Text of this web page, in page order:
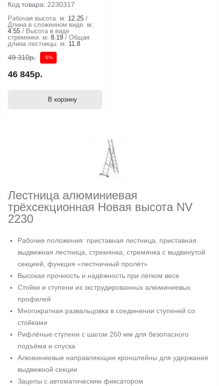
Код товара: 2230317
Рабочая высота. м: 12.25
Длина в сложенном виде. м:
4.55
Высота в виде
стремянки. м: 8.19
Общая
длина лестницы. м: 11.8
49 310р. -5%
46 845р.
В корзину
Лестница алюминиевая
трёхсекционная Новая высота NV
2230
Рабочие положения: приставная лестница, приставная
выдвижная лестница, стремянка, стремянка с выдвинутой
секцией, функция «лестничный пролёт»
Высокая прочность и надёжность при лёгком весе
Стойки и ступени из экструдированных алюминиевых
профилей
Многократная развальцовка в соединении ступеней со
стойками
Рифлёные ступени с шагом 260 мм для безопасного
подъёма и спуска
Алюминиевые направляющие кронштейны для удержания
выдвижной секции
Зацепы с автоматическим фиксатором